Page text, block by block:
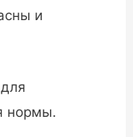
и
нормы.